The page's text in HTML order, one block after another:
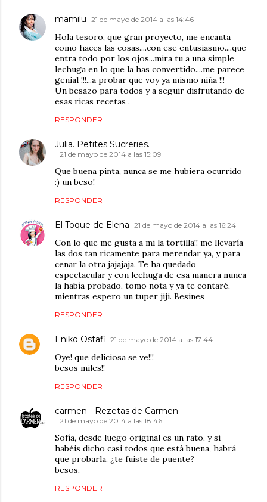
mamilu 21 de mayo de 2014 a las 14:46
Hola tesoro, que gran proyecto, me encanta
como haces las cosas....con ese entusiasmo....que
entra todo por los ojos...mira tu a una simple
lechuga en lo que la has convertido....me parece
genial !!!...a probar que voy ya mismo niña !!!
Un besazo para todos y a seguir disfrutando de
esas ricas recetas .
RESPONDER
Julia. Petites Sucreries.
21 de mayo de 2014 a las 15:09
Que buena pinta, nunca se me hubiera ocurrido
:) un beso!
RESPONDER
El Toque de Elena 21 de mayo de 2014 a las 16:24
Con lo que me gusta a mi la tortilla!! me llevaría
las dos tan ricamente para merendar ya, y para
cenar la otra jajajaja. Te ha quedado
espectacular y con lechuga de esa manera nunca
la había probado, tomo nota y ya te contaré,
mientras espero un tuper jiji. Besines
RESPONDER
Eniko Ostafi 21 de mayo de 2014 a las 17:44
Oye! que deliciosa se ve!!!
besos miles!!
RESPONDER
carmen - Rezetas de Carmen
21 de mayo de 2014 a las 18:46
Sofía, desde luego original es un rato, y si
habéis dicho casi todos que está buena, habrá
que probarla. ¿te fuiste de puente?
besos,
RESPONDER